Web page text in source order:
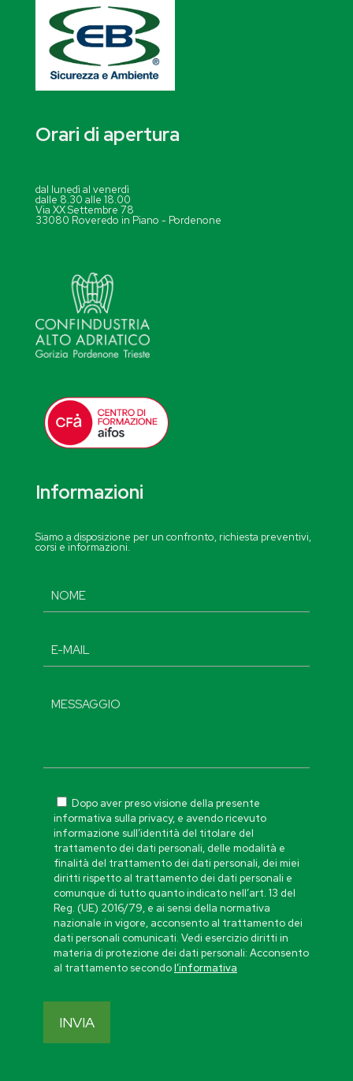
Orari di apertura
dal lunedì al venerdì
dalle 8.30 alle 18.00
Via XX Settembre 78
33080 Roveredo in Piano - Pordenone
Informazioni
Siamo a disposizione per un confronto, richiesta preventivi,
corsi e informazioni.
Dopo aver preso visione della presente
informativa sulla privacy, e avendo ricevuto
informazione sull’identità del titolare del
trattamento dei dati personali, delle modalità e
finalità del trattamento dei dati personali, dei miei
diritti rispetto al trattamento dei dati personali e
comunque di tutto quanto indicato nell’art. 13 del
Reg. (UE) 2016/79, e ai sensi della normativa
nazionale in vigore, acconsento al trattamento dei
dati personali comunicati. Vedi esercizio diritti in
materia di protezione dei dati personali: Acconsento
al trattamento secondol’informativa